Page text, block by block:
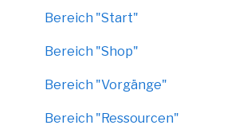
Bereich "Start"
Bereich "Shop"
Bereich "Vorgänge"
Bereich "Ressourcen"